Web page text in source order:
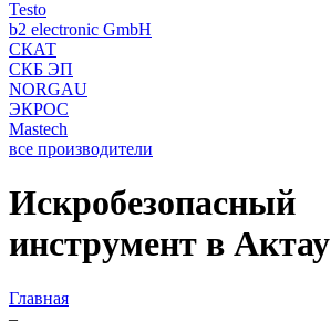
Testo
b2 electronic GmbH
СКАТ
СКБ ЭП
NORGAU
ЭКРОС
Mastech
все производители
Искробезопасный
инструмент в Актау
Главная
–